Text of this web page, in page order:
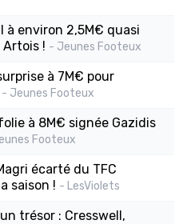
à environ 2,5M€ quasi
Artois ! - Jeunes Footeux
à 7M€ pour
- Jeunes Footeux
à 8M€ signée Gazidis
Footeux
écarté du TFC
saison ! - LesViolets
trésor : Cresswell,